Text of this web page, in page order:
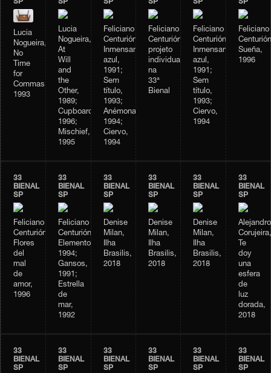
SP
Lucia
Nogueira,
No
Time
for
Commas,
1993
SP
Lucia
Nogueira,
At
Will
and
the
Other,
1989;
Cupboard,
1996;
Mischief,
1995
SP
Feliciano
Centurión,
Inmensamente
azul,
1991;
Sem
título,
1993;
Anémonas,
1994;
Ciervo,
1994
SP
Feliciano
Centurión,
projeto
individual
na
33ª
Bienal
SP
Feliciano
Centurión,
Inmensamente
azul,
1991;
Sem
título,
1993;
Ciervo,
1994
SP
Feliciano
Sueña,
1996
33
BIENAL
SP
Feliciano
Centurión,
Flores
del
mal
de
amor,
1996
33
BIENAL
SP
Feliciano
Centurión,
Elementos,
1994;
Gansos,
1991;
Estrella
de
mar,
1992
33
BIENAL
SP
Denise
Milan,
Ilha
Brasilis,
2018
33
BIENAL
SP
Denise
Milan,
Ilha
Brasilis,
2018
33
BIENAL
SP
Denise
Milan,
Ilha
Brasilis,
2018
33
BIENAL
SP
Alejandro
Corujeira,
Te
doy
una
esfera
de
luz
dorada,
2018
33
BIENAL
SP
33
BIENAL
SP
33
BIENAL
SP
33
BIENAL
SP
33
BIENAL
SP
33
BIENAL
SP